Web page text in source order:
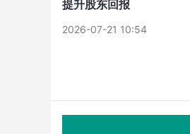
提升股东回报
2026-07-21 10:54